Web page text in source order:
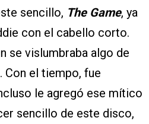
sencillo, The Game, ya
con el cabello corto.
se vislumbraba algo de
Con el tiempo, fue
le agregó ese mítico
sencillo de este disco,